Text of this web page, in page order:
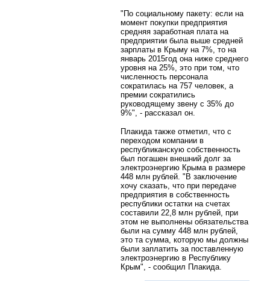
"По социальному пакету: если на
момент покупки предприятия
средняя заработная плата на
предприятии была выше средней
зарплаты в Крыму на 7%, то на
январь 2015год она ниже среднего
уровня на 25%, это при том, что
численность персонала
сократилась на 757 человек, а
премии сократились
руководящему звену с 35% до
9%", - рассказал он.
Плакида также отметил, что с
переходом компании в
республиканскую собственность
был погашен внешний долг за
электроэнергию Крыма в размере
448 млн рублей. "В заключение
хочу сказать, что при передаче
предприятия в собственность
республики остатки на счетах
составили 22,8 млн рублей, при
этом не выполнены обязательства
были на сумму 448 млн рублей,
это та сумма, которую мы должны
были заплатить за поставленную
электроэнергию в Республику
Крым", - сообщил Плакида.